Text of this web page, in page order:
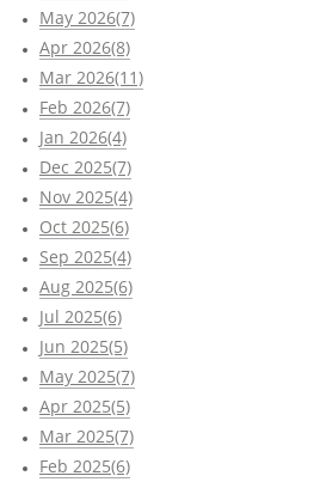
May 2026(7)
Apr 2026(8)
Mar 2026(11)
Feb 2026(7)
Jan 2026(4)
Dec 2025(7)
Nov 2025(4)
Oct 2025(6)
Sep 2025(4)
Aug 2025(6)
Jul 2025(6)
Jun 2025(5)
May 2025(7)
Apr 2025(5)
Mar 2025(7)
Feb 2025(6)